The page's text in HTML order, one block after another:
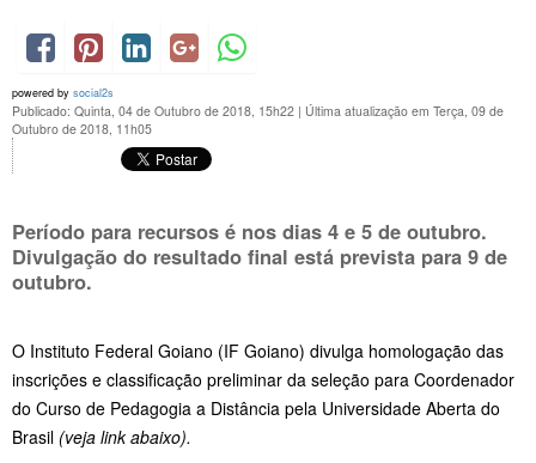
powered by social2s
Publicado: Quinta, 04 de Outubro de 2018, 15h22 | Última atualização em Terça, 09 de
Outubro de 2018, 11h05
Período para recursos é nos dias 4 e 5 de outubro.
Divulgação do resultado final está prevista para 9 de
outubro.
O Instituto Federal Goiano (IF Goiano) divulga homologação das
inscrições e classificação preliminar da seleção para Coordenador
do Curso de Pedagogia a Distância pela Universidade Aberta do
Brasil (veja link abaixo).